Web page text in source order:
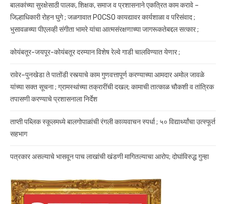
बालकांच्या सुरक्षेसाठी पालक, शिक्षक, समाज व प्रशासनाने एकत्रित काम करावे –
जिल्हाधिकारी रोहन घुगे ; जळगावात POCSO कायद्यावर कार्यशाळा व परिसंवाद ;
भुसावळच्या पीएलव्ही संगीता भामरे यांचा आत्मसंरक्षणाच्या जागरूकतेबद्दल सत्कार ;
कोयंबतूर-जयपूर-कोयंबतूर दरम्यान विशेष रेल्वे गाडी चालविण्यात येणार ;
रावेर–पुनखेडा ते पातोंडी रस्त्याचे काम गुणवत्तापूर्ण करण्याच्या आमदार अमोल जावळे
यांच्या सक्त सूचना ; ग्रामस्थांच्या तक्रारींची दखल; कामाची तात्काळ चौकशी व तांत्रिक
तपासणी करण्याचे प्रशासनाला निर्देश
ताप्ती पब्लिक स्कूलमध्ये बालगोपाळांची रंगली काव्यवाचन स्पर्धा ; ५० विद्यार्थ्यांचा उत्स्फूर्त
सहभाग
पत्रकार असल्याचे भासवून पाच लाखांची खंडणी मागितल्याचा आरोप; दोघांविरुद्ध गुन्हा